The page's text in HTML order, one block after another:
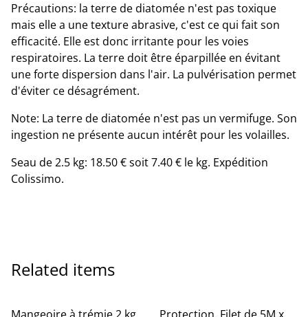
Précautions: la terre de diatomée n'est pas toxique
mais elle a une texture abrasive, c'est ce qui fait son
efficacité. Elle est donc irritante pour les voies
respiratoires. La terre doit être éparpillée en évitant
une forte dispersion dans l'air. La pulvérisation permet
d'éviter ce désagrément.
Note: La terre de diatomée n'est pas un vermifuge. Son
ingestion ne présente aucun intérêt pour les volailles.
Seau de 2.5 kg: 18.50 € soit 7.40 € le kg. Expédition
Colissimo.
Related items